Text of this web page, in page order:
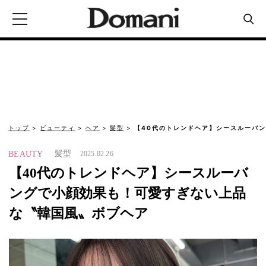
トップ ビューティ ヘア 髪型 【40代のトレンドヘア】シースルーバ
BEAUTY 髪型 2025.02.26
【40代のトレンドヘア】シースルーバ
ングで小顔効果も！可愛すぎない上品
な〝韓国風〟ボブヘア